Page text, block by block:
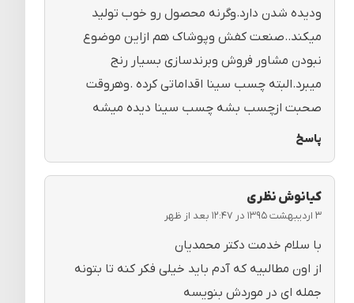
ودیده شدن دارد.وگرنه محصول رو خوب تولید
میکند..صنعت کفش وپوشاک هم ازاین موضوع
نبودن مشاور فروش وبرندسازی بسیار رنج
میبرد.البته چسب سینا اقداماتی کرده .وهروقت
صحبت ازچسب بشه چسب سینا دیده میشه
پاسخ
کیانوش نظری
۳ اردیبهشت ۱۳۹۵ در ۱۲:۴۷ بعد از ظهر
با سلام خدمت دکتر محمدیان
از اون مطالبیه که آدم باید خیلی فکر کنه تا بتونه
جمله ای در موردش بنویسه